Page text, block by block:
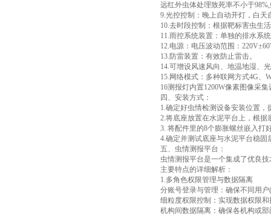
远红外虫体处理致死率不小于
9.光控控制：晚上自动开灯，白
10.去时段控制：根据靶标害虫生
11.雨控系统装置：单独的排水系
12.电源：电压波动范围：
13.防雷装置：有效防止雷击。
14.可增设风速风向、地温地湿、
15.网络模式：多种联网方式4G、
16测报灯内置1200W像素图像采
四、安装方式：
1.确定好虫情检测设备安装位置
2.将底座放置在水泥平台上，根
3. 将配件里的8个膨胀螺丝嵌入打
4.确定并测试底座与水泥平台稳
五、虫情测报平台：
虫情测报平台是一个集成了优良
主要特点的详细解析：
1.多角色权限管理与数据隔离
分账号登录与管理：确保不同用
细粒度权限控制：实现数据权限
机构间数据隔离：确保各机构或